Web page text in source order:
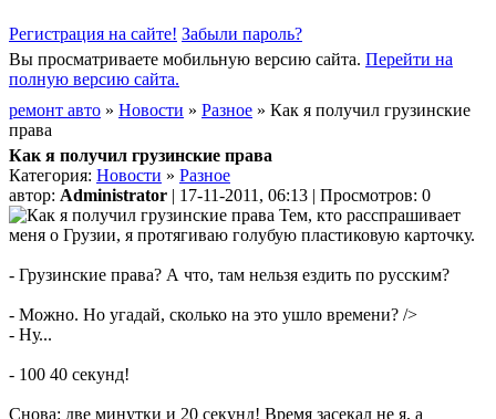
Регистрация на сайте! Забыли пароль?
Вы просматриваете мобильную версию сайта. Перейти на
полную версию сайта.
ремонт авто » Новости » Разное » Как я получил грузинские
права
Как я получил грузинские права
Категория: Новости » Разное
автор: Administrator | 17-11-2011, 06:13 | Просмотров: 0
Тем, кто расспрашивает
меня о Грузии, я протягиваю голубую пластиковую карточку.
- Грузинские права? А что, там нельзя ездить по русским?
- Можно. Но угадай, сколько на это ушло времени? />
- Ну...
- 100 40 секунд!
Снова: две минутки и 20 секунд! Время засекал не я, а